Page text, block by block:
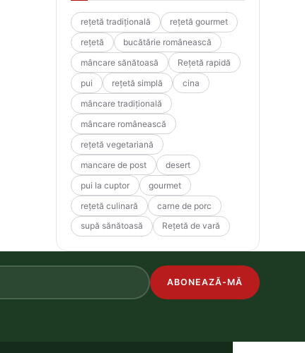
rețetă tradițională
rețetă gourmet
rețetă
bucătărie românească
mâncare sănătoasă
Rețetă rapidă
pui
rețetă simplă
cina
mâncare tradițională
mâncare românească
rețetă vegetariană
mancare de post
desert
pui la cuptor
gourmet
rețetă culinară
carne de porc
supă sănătoasă
Rețetă de vară
ABONEAZĂ-MĂ